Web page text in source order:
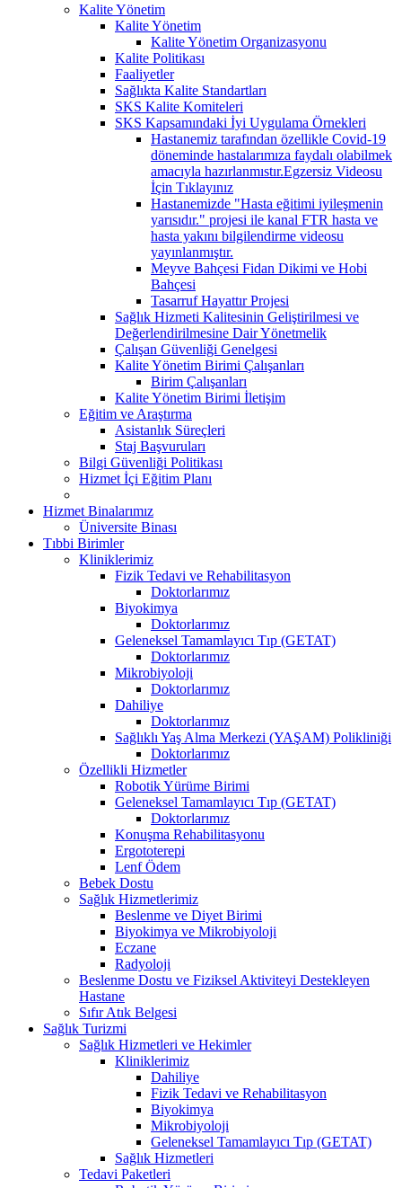
Kalite Yönetim
Kalite Yönetim
Kalite Yönetim Organizasyonu
Kalite Politikası
Faaliyetler
Sağlıkta Kalite Standartları
SKS Kalite Komiteleri
SKS Kapsamındaki İyi Uygulama Örnekleri
Hastanemiz tarafından özellikle Covid-19
döneminde hastalarımıza faydalı olabilmek
amacıyla hazırlanmıstır.Egzersiz Videosu
İçin Tıklayınız
Hastanemizde "Hasta eğitimi iyileşmenin
yarısıdır." projesi ile kanal FTR hasta ve
hasta yakını bilgilendirme videosu
yayınlanmıştır.
Meyve Bahçesi Fidan Dikimi ve Hobi
Bahçesi
Tasarruf Hayattır Projesi
Sağlık Hizmeti Kalitesinin Geliştirilmesi ve
Değerlendirilmesine Dair Yönetmelik
Çalışan Güvenliği Genelgesi
Kalite Yönetim Birimi Çalışanları
Birim Çalışanları
Kalite Yönetim Birimi İletişim
Eğitim ve Araştırma
Asistanlık Süreçleri
Staj Başvuruları
Bilgi Güvenliği Politikası
Hizmet İçi Eğitim Planı
Hizmet Binalarımız
Üniversite Binası
Tıbbi Birimler
Kliniklerimiz
Fizik Tedavi ve Rehabilitasyon
Doktorlarımız
Biyokimya
Doktorlarımız
Geleneksel Tamamlayıcı Tıp (GETAT)
Doktorlarımız
Mikrobiyoloji
Doktorlarımız
Dahiliye
Doktorlarımız
Sağlıklı Yaş Alma Merkezi (YAŞAM) Polikliniği
Doktorlarımız
Özellikli Hizmetler
Robotik Yürüme Birimi
Geleneksel Tamamlayıcı Tıp (GETAT)
Doktorlarımız
Konuşma Rehabilitasyonu
Ergototerepi
Lenf Ödem
Bebek Dostu
Sağlık Hizmetlerimiz
Beslenme ve Diyet Birimi
Biyokimya ve Mikrobiyoloji
Eczane
Radyoloji
Beslenme Dostu ve Fiziksel Aktiviteyi Destekleyen
Hastane
Sıfır Atık Belgesi
Sağlık Turizmi
Sağlık Hizmetleri ve Hekimler
Kliniklerimiz
Dahiliye
Fizik Tedavi ve Rehabilitasyon
Biyokimya
Mikrobiyoloji
Geleneksel Tamamlayıcı Tıp (GETAT)
Sağlık Hizmetleri
Tedavi Paketleri